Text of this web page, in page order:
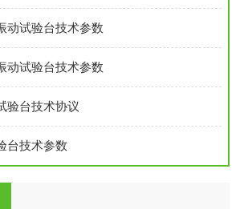
动试验台技术参数
动试验台技术参数
验台技术协议
台技术参数